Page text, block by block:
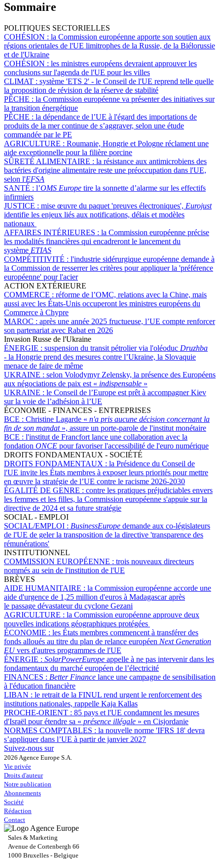
Sommaire
POLITIQUES SECTORIELLES
COHÉSION : la Commission européenne apporte son soutien aux
régions orientales de l'UE limitrophes de la Russie, de la Biélorussie
et de l'Ukraine
COHÉSION : les ministres européens devraient approuver les
conclusions sur l'agenda de l'UE pour les villes
CLIMAT : système 'ETS 2' - le Conseil de l'UE reprend telle quelle
la proposition de révision de la réserve de stabilité
PÊCHE : la Commission européenne va présenter des initiatives sur
la transition énergétique
PÊCHE : la dépendance de l’UE à l'égard des importations de
produits de la mer continue de s’aggraver, selon une étude
commandée par le PE
AGRICULTURE : Roumanie, Hongrie et Pologne réclament une
aide exceptionnelle pour la filière porcine
SÛRETÉ ALIMENTAIRE : la résistance aux antimicrobiens des
bactéries d'origine alimentaire reste une préoccupation dans l'UE,
selon l'EFSA
SANTÉ : l’OMS Europe tire la sonnette d’alarme sur les effectifs
infirmiers
JUSTICE : mise œuvre du paquet 'preuves électroniques', Eurojust
identifie les enjeux liés aux notifications, délais et modèles
nationaux
AFFAIRES INTÉRIEURES : la Commission européenne précise
les modalités financières qui encadreront le lancement du
système ETIAS
COMPÉTITIVITÉ : l'industrie sidérurgique européenne demande à
la Commission de resserrer les critères pour appliquer la 'préférence
européenne' pour l'acier
ACTION EXTÉRIEURE
COMMERCE : réforme de l’OMC, relations avec la Chine, mais
aussi avec les États-Unis occuperont les ministres européens du
Commerce à Chypre
MAROC : après une année 2025 fructueuse, l’UE compte renforcer
son partenariat avec Rabat en 2026
Invasion Russe de l'Ukraine
ÉNERGIE : suspension du transit pétrolier via l'oléoduc Druzhba
- la Hongrie prend des mesures contre l’Ukraine, la Slovaquie
menace de faire de même
UKRAINE : selon Volodymyr Zelensky, la présence des Européens
aux négociations de paix est « indispensable »
UKRAINE : le Conseil de l’Europe est prêt à accompagner Kiev
sur la voie de l’adhésion à l’UE
ÉCONOMIE - FINANCES - ENTREPRISES
BCE : Christine Lagarde « n'a pris aucune décision concernant la
fin de son mandat », assure un porte-parole de l'institut monétaire
BCE : l'institut de Francfort lance une collaboration avec la
fondation ONCE pour favoriser l'accessibilité de l'euro numérique
DROITS FONDAMENTAUX - SOCIÉTÉ
DROITS FONDAMENTAUX : la Présidence du Conseil de
l'UE invite les États membres à exposer leurs priorités pour mettre
en œuvre la stratégie de l’UE contre le racisme 2026-2030
ÉGALITÉ DE GENRE : contre les pratiques préjudiciables envers
les femmes et les filles, la Commission européenne s'appuie sur la
directive de 2024 et sa future stratégie
SOCIAL - EMPLOI
SOCIAL/EMPLOI : BusinessEurope demande aux co-législateurs
de l'UE de geler la transposition de la directive 'transparence des
rémunérations'
INSTITUTIONNEL
COMMISSION EUROPÉENNE : trois nouveaux directeurs
nommés au sein de l'institution de l'UE
BRÈVES
AIDE HUMANITAIRE : la Commission européenne accorde une
aide d'urgence de 1,25 million d'euros à Madagascar après
le passage dévastateur du cyclone Gezani
AGRICULTURE : la Commission européenne approuve deux
nouvelles indications géographiques protégées
ÉCONOMIE : les États membres commencent à transférer des
fonds alloués au titre du plan de relance européen Next Generation
EUvers d'autres programmes de l'UE
ÉNERGIE : SolarPowerEurope appelle à ne pas intervenir dans les
fondamentaux du marché européen de l’électricité
FINANCES : Better Finance lance une campagne de sensibilisation
à l'éducation financière
LIBAN : le retrait de la FINUL rend urgent le renforcement des
institutions nationales, rappelle Kaja Kallas
PROCHE-ORIENT : 85 pays et l'UE condamnent les mesures
d'Israël pour étendre sa « présence illégale » en Cisjordanie
NORMES COMPTABLES : la nouvelle norme 'IFRS 18' devra
s’appliquer dans l’UE à partir de janvier 2027
Suivez-nous sur
2026 Agence Europe S.A.
Vie privée
Droits d'auteur
Notre publication
Abonnements
Société
Rédaction
Contact
Sales & Marketing
Avenue de Cortenbergh 66
1000 Bruxelles - Belgique